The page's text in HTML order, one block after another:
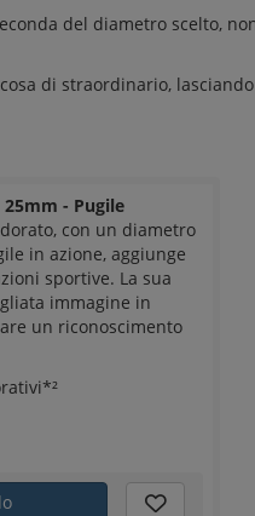
del diametro scelto,
di straordinario,
- Pugile
con un diametro
in azione, aggiunge
sportive. La sua
immagine in
un riconoscimento